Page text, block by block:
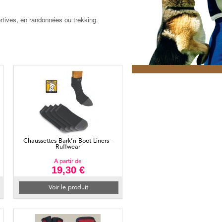
en randonnées ou trekking.
Chaussettes Bark’n Boot Liners -
Ruffwear
A partir de
19,30 €
Voir le produit